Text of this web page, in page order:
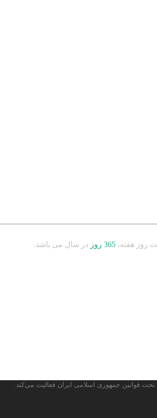
روز هفته، 365 روز در سال می باشد.
قوانین جمهوری اسلامی ایران فعالیت می‌کند.